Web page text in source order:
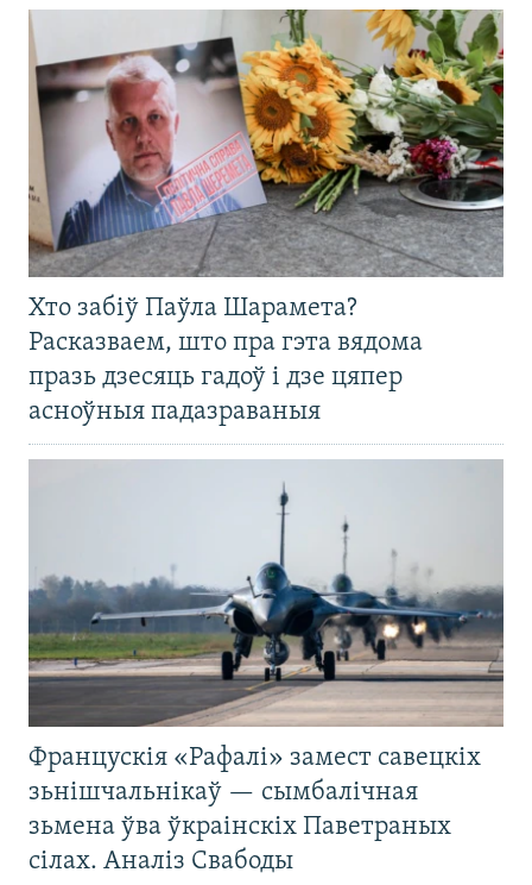
Хто забіў Паўла Шарамета?
Расказваем, што пра гэта вядома
празь дзесяць гадоў і дзе цяпер
асноўныя падазраваныя
Францускія «Рафалі» замест савецкіх
зьнішчальнікаў — сымбалічная
зьмена ўва ўкраінскіх Паветраных
сілах. Аналіз Свабоды